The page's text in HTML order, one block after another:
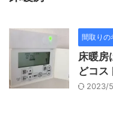
間取りの
床暖房
どコス
2023/